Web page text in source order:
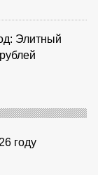
Элитный
году